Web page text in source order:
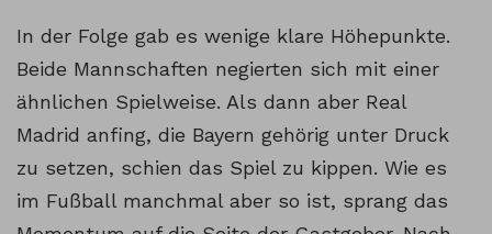
In der Folge gab es wenige klare Höhepunkte.
Beide Mannschaften negierten sich mit einer
ähnlichen Spielweise. Als dann aber Real
Madrid anfing, die Bayern gehörig unter Druck
zu setzen, schien das Spiel zu kippen. Wie es
im Fußball manchmal aber so ist, sprang das